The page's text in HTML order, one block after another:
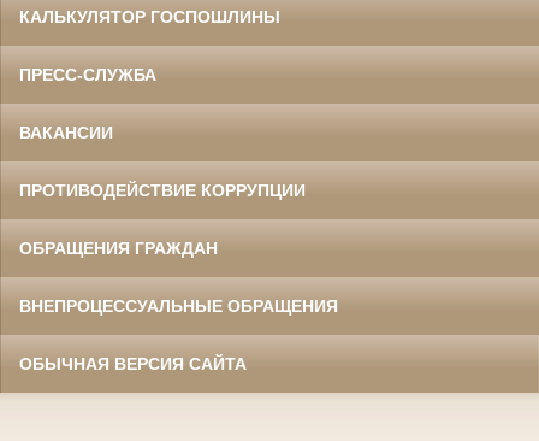
КАЛЬКУЛЯТОР ГОСПОШЛИНЫ
ПРЕСС-СЛУЖБА
ВАКАНСИИ
ПРОТИВОДЕЙСТВИЕ КОРРУПЦИИ
ОБРАЩЕНИЯ ГРАЖДАН
ВНЕПРОЦЕССУАЛЬНЫЕ ОБРАЩЕНИЯ
ОБЫЧНАЯ ВЕРСИЯ САЙТА